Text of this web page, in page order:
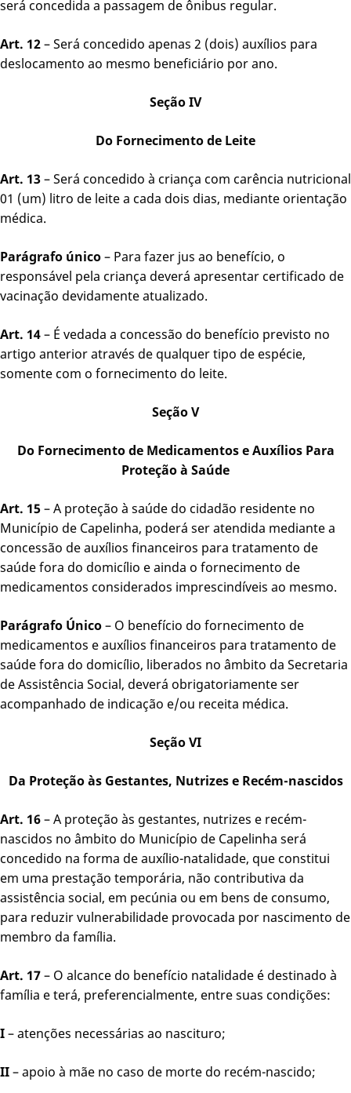
será concedida a passagem de ônibus regular.
Art. 12– Será concedido apenas 2 (dois) auxílios para
deslocamento ao mesmo beneficiário por ano.
Seção IV
Do Fornecimento de Leite
Art. 13– Será concedido à criança com carência nutricional
01 (um) litro de leite a cada dois dias, mediante orientação
médica.
Parágrafo único– Para fazer jus ao benefício, o
responsável pela criança deverá apresentar certificado de
vacinação devidamente atualizado.
Art. 14– É vedada a concessão do benefício previsto no
artigo anterior através de qualquer tipo de espécie,
somente com o fornecimento do leite.
Seção V
Do Fornecimento de Medicamentos e Auxílios Para
Proteção à Saúde
Art. 15– A proteção à saúde do cidadão residente no
Município de Capelinha, poderá ser atendida mediante a
concessão de auxílios financeiros para tratamento de
saúde fora do domicílio e ainda o fornecimento de
medicamentos considerados imprescindíveis ao mesmo.
Parágrafo Único– O benefício do fornecimento de
medicamentos e auxílios financeiros para tratamento de
saúde fora do domicílio, liberados no âmbito da Secretaria
de Assistência Social, deverá obrigatoriamente ser
acompanhado de indicação e/ou receita médica.
Seção VI
Da Proteção às Gestantes, Nutrizes e Recém-nascidos
Art. 16– A proteção às gestantes, nutrizes e recém-
nascidos no âmbito do Município de Capelinha será
concedido na forma de auxílio-natalidade, que constitui
em uma prestação temporária, não contributiva da
assistência social, em pecúnia ou em bens de consumo,
para reduzir vulnerabilidade provocada por nascimento de
membro da família.
Art. 17– O alcance do benefício natalidade é destinado à
família e terá, preferencialmente, entre suas condições:
I– atenções necessárias ao nascituro;
II– apoio à mãe no caso de morte do recém-nascido;